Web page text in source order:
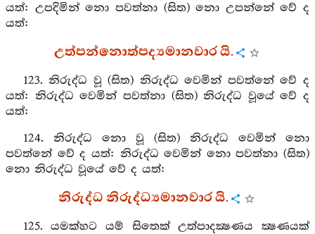
යත්: උපදිමින් නො පවත්නා (සිත) නො උපන්නේ වේ ද
යත්:
උත්පන්නොත්පද්‍යමානවාර යි.
123. නිරුද්ධ වූ (සිත) නිරුද්ධ වෙමින් පවත්නේ වේ ද
යත්: නිරුද්ධ වෙමින් පවත්නා (සිත) නිරුද්ධ වූයේ වේ ද
යත්:
124. නිරුද්ධ නො වූ (සිත) නිරුද්ධ වෙමින් නො
පවත්නේ වේ ද යත්: නිරුද්ධ වෙමින් නො පවත්නා (සිත)
නො නිරුද්ධ වූයේ වේ ද යත්:
නිරුද්ධ නිරුද්ධ්‍යමානවාර යි.
125. යමක්හට යම් සිතෙක් උත්පාදක්‍ෂණය ක්‍ෂණයක්